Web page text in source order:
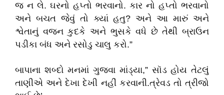
જ ન લે. ઘરનો હપ્તો ભરવાનો. કાર નો હપ્તો ભરવાનો
અને બચત જેવું તો ક્યાં હતુ? અને આ મારું અને
શ્વેતાનું વજન કુદકે અને ભુસકે વધે છે તેથી બ્રાઉન
પડીકા બંધ અને રસોડુ ચાલુ કરો.”
બાપાના શબ્દો મનમાં ગુજવા માંડ્યા,” સૉડ હોય તેટલું
તાણીએ અને દેખા દેખી નહીં કરવાની.ત્રેવડ તો ત્રીજો